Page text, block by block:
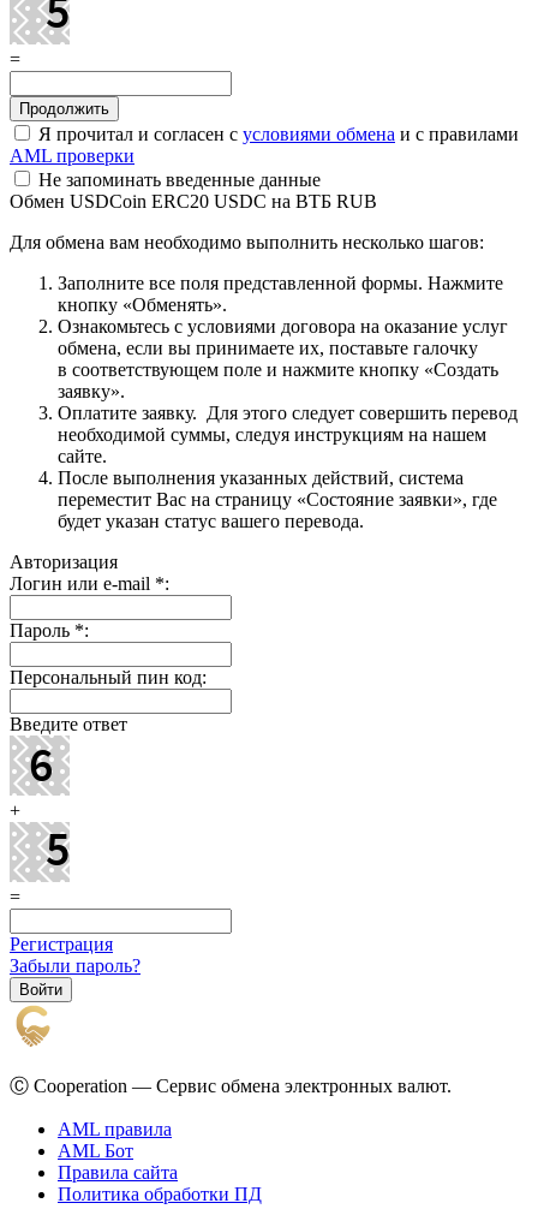
=
Я прочитал и согласен с условиями обмена и с правилами
AML проверки
Не запоминать введенные данные
Обмен USDCoin ERC20 USDC на ВТБ RUB
Для обмена вам необходимо выполнить несколько шагов:
Заполните все поля представленной формы. Нажмите
кнопку «Обменять».
Ознакомьтесь с условиями договора на оказание услуг
обмена, если вы принимаете их, поставьте галочку
в соответствующем поле и нажмите кнопку «Создать
заявку».
Оплатите заявку. Для этого следует совершить перевод
необходимой суммы, следуя инструкциям на нашем
сайте.
После выполнения указанных действий, система
переместит Вас на страницу «Состояние заявки», где
будет указан статус вашего перевода.
Авторизация
Логин или e-mail *:
Пароль *:
Персональный пин код:
Введите ответ
+
=
Регистрация
Забыли пароль?
Ⓒ Cooperation — Сервис обмена электронных валют.
AML правила
AML Бот
Правила сайта
Политика обработки ПД